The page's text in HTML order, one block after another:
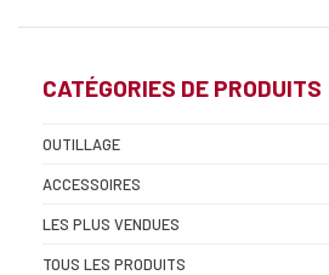
CATÉGORIES DE PRODUITS
OUTILLAGE
ACCESSOIRES
LES PLUS VENDUES
TOUS LES PRODUITS